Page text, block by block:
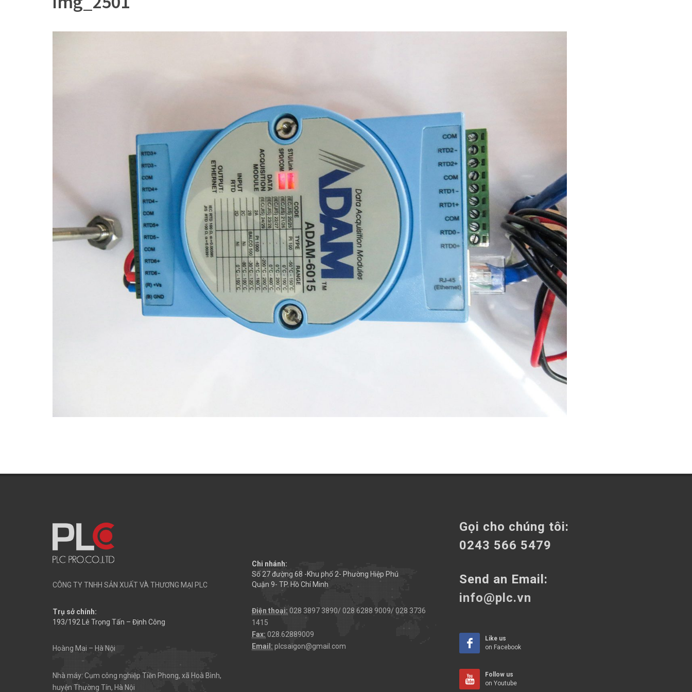
CÔNG TY TNHH SẢN XUẤT VÀ THƯƠNG MẠI PLC
Trụ sở chính:
193/192 Lê Trọng Tấn – Định Công
Hoàng Mai – Hà Nội
Nhà máy: Cụm công nghiệp Tiền Phong, xã Hoà Bình,
huyện Thường Tín, Hà Nội
Chi nhánh:
Số 27 đường 68 -Khu phố 2- Phường Hiệp Phú
Quận 9- TP. Hồ Chí Minh
Điện thoại: 028 3897 3890/ 028 6288 9009/ 028 3736
1415
Fax: 028.62889009
Email: plcsaigon@gmail.com
Gọi cho chúng tôi:
0243 566 5479
Send an Email:
info@plc.vn
Like us
on Facebook
Follow us
on Youtube